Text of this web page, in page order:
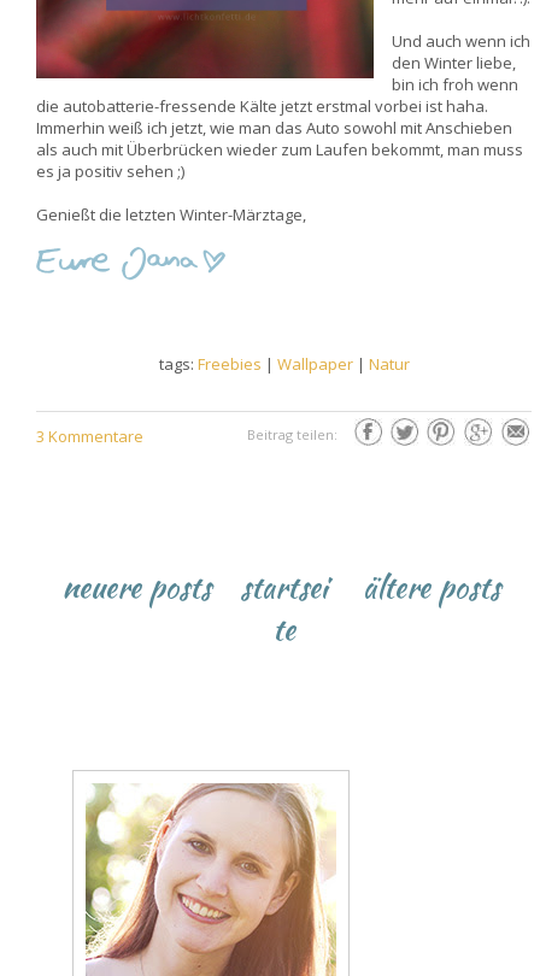
Und auch wenn ich
den Winter liebe,
bin ich froh wenn
die autobatterie-fressende Kälte jetzt erstmal vorbei ist haha.
Immerhin weiß ich jetzt, wie man das Auto sowohl mit Anschieben
als auch mit Überbrücken wieder zum Laufen bekommt, man muss
es ja positiv sehen ;)
Genießt die letzten Winter-Märztage,
tags: Freebies | Wallpaper| Natur
3 Kommentare Beitrag teilen:
neuere posts ältere posts
startsei
te